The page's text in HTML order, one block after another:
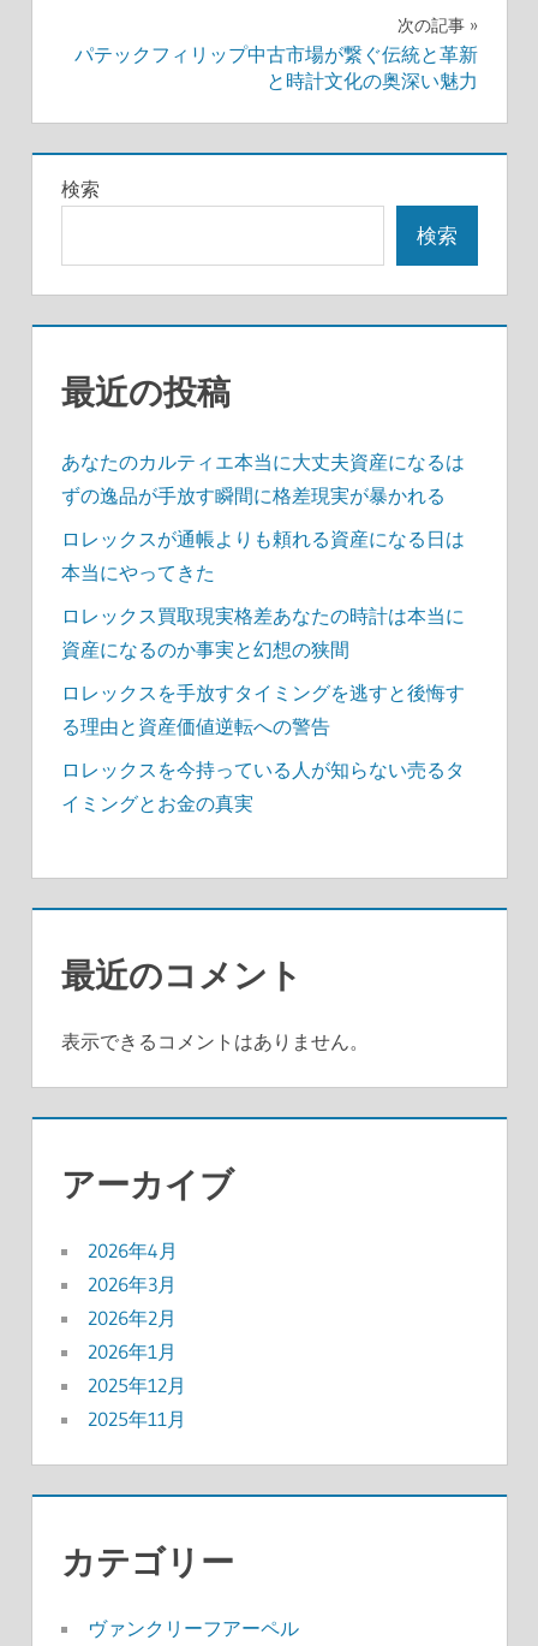
ゲ
ー
シ
ョ
ン
次の記事
パテックフィリップ中古市場が繋ぐ伝統と革新
と時計文化の奥深い魅力
検索
検索
最近の投稿
あなたのカルティエ本当に大丈夫資産になるは
ずの逸品が手放す瞬間に格差現実が暴かれる
ロレックスが通帳よりも頼れる資産になる日は
本当にやってきた
ロレックス買取現実格差あなたの時計は本当に
資産になるのか事実と幻想の狭間
ロレックスを手放すタイミングを逃すと後悔す
る理由と資産価値逆転への警告
ロレックスを今持っている人が知らない売るタ
イミングとお金の真実
最近のコメント
表示できるコメントはありません。
アーカイブ
2026年4月
2026年3月
2026年2月
2026年1月
2025年12月
2025年11月
カテゴリー
ヴァンクリーフアーペル